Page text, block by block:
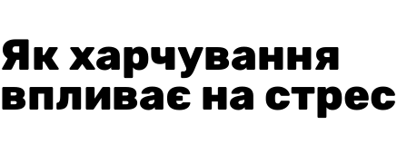
Як харчування
впливає на стрес